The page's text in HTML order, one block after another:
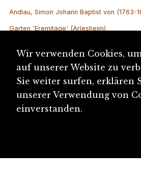
Andlau, Simon Johann Baptist von (1763-
Garten 'Eremitage' (Arlesheim)
Andlau, Joseph Augustin von (1760-1803)
Andlau, Friedrich Heinrich Johann Baptist
Andlau, Philipp Hartmann Maria von
Kantonstrennung: Basel
Wir verwenden Cookies,
auf unserer Website zu
Sie weiter surfen, erklären
unserer Verwendung von
einverstanden.